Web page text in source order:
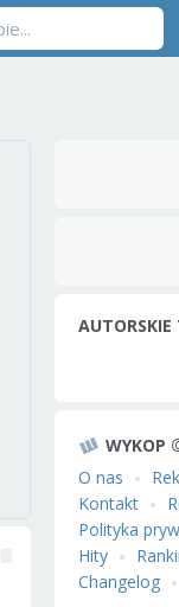
AUTORSKIE
WYKOP
O nas
Kontakt
Polityka
Hity
Changelog